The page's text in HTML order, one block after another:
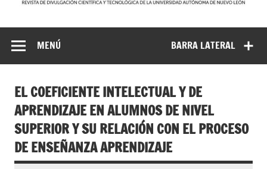
Universidad Autónoma de Nuevo León
BARRA LATERAL
MENÚ
EL COEFICIENTE INTELECTUAL Y DE
APRENDIZAJE EN ALUMNOS DE NIVEL
SUPERIOR Y SU RELACIÓN CON EL PROCESO
DE ENSEÑANZA APRENDIZAJE